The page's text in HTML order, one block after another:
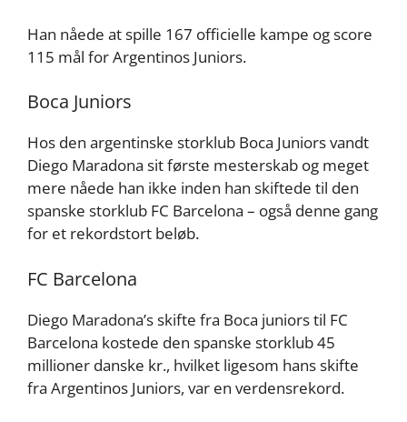
Han nåede at spille 167 officielle kampe og score
115 mål for Argentinos Juniors.
Boca Juniors
Hos den argentinske storklub Boca Juniors vandt
Diego Maradona sit første mesterskab og meget
mere nåede han ikke inden han skiftede til den
spanske storklub FC Barcelona – også denne gang
for et rekordstort beløb.
FC Barcelona
Diego Maradona’s skifte fra Boca juniors til FC
Barcelona kostede den spanske storklub 45
millioner danske kr., hvilket ligesom hans skifte
fra Argentinos Juniors, var en verdensrekord.